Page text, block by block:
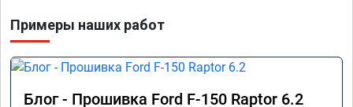
Примеры наших работ
Блог - Прошивка Ford F-150 Raptor 6.2